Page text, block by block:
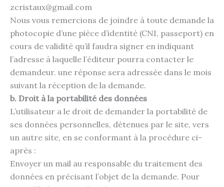
zcristaux@gmail.com
Nous vous remercions de joindre à toute demande la
photocopie d’une pièce d’identité (CNI, passeport) en
cours de validité qu’il faudra signer en indiquant
l’adresse à laquelle l’éditeur pourra contacter le
demandeur. une réponse sera adressée dans le mois
suivant la réception de la demande.
b. Droit à la portabilité des données
L’utilisateur a le droit de demander la portabilité de
ses données personnelles, détenues par le site, vers
un autre site, en se conformant à la procédure ci-
après :
Envoyer un mail au responsable du traitement des
données en précisant l’objet de la demande. Pour